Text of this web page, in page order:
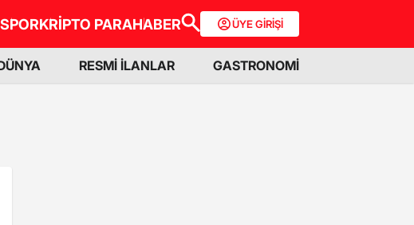
SPORKRİPTO PARAHABER ÜYE GİRİŞİ
RESMİ İLANLAR GASTRONOMİ